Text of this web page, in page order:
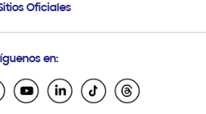
de Compra
vía eMail
Oficiales
Ecuador
El Salvador
en: